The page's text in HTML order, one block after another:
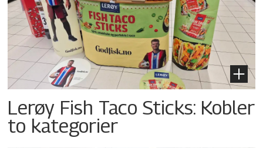
Lerøy Fish Taco Sticks: Kobler
to kategorier